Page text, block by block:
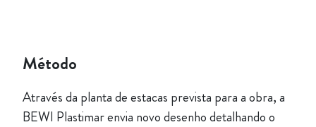
Método
Através da planta de estacas prevista para a obra, a
BEWI Plastimar envia novo desenho detalhando o